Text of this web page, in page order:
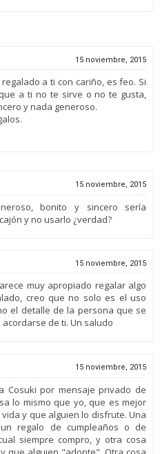
15 noviembre, 2015
a ti con cariño, es feo. Si
a ti no te sirve o no te gusta,
y nada generoso.
15 noviembre, 2015
bonito y sincero sería
y no usarlo ¿verdad?
15 noviembre, 2015
muy apropiado regalar algo
creo que no solo es el uso
el detalle de la persona que se
de ti. Un saludo
15 noviembre, 2015
Cosuki por mensaje privado de
lo mismo que yo, que es mejor
y que alguien lo disfrute. Una
regalo de cumpleaños o de
siempre compro, y otra cosa